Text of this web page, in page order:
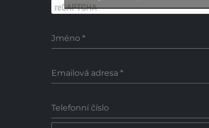
Jméno *
Emailová adresa *
Telefonní číslo